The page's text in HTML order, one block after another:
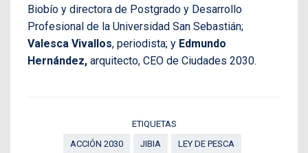
Biobío y directora de Postgrado y Desarrollo
Profesional de la Universidad San Sebastián;
Valesca Vivallos, periodista; y Edmundo
Hernández, arquitecto, CEO de Ciudades 2030.
ETIQUETAS
ACCIÓN 2030
JIBIA LEY DE PESCA